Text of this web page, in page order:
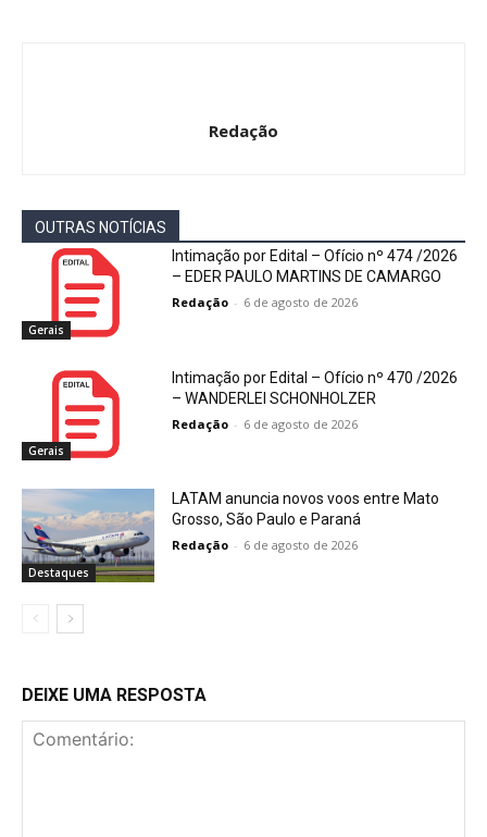
Redação
OUTRAS NOTÍCIAS
Gerais
Intimação por Edital – Ofício nº 474 /2026
– EDER PAULO MARTINS DE CAMARGO
Redação - 6 de agosto de 2026
Gerais
Intimação por Edital – Ofício nº 470 /2026
– WANDERLEI SCHONHOLZER
Redação - 6 de agosto de 2026
Destaques
LATAM anuncia novos voos entre Mato
Grosso, São Paulo e Paraná
Redação - 6 de agosto de 2026
DEIXE UMA RESPOSTA